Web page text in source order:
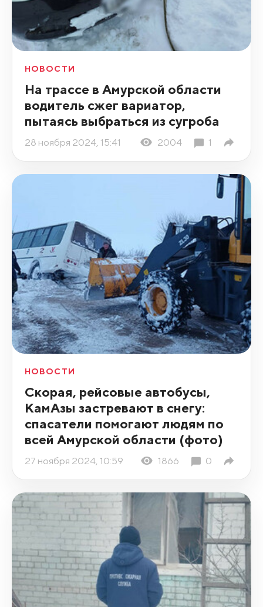
НОВОСТИ
На трассе в Амурской области
водитель сжег вариатор,
пытаясь выбраться из сугроба
28 ноября 2024, 15:41 2004 1
НОВОСТИ
Скорая, рейсовые автобусы,
КамАзы застревают в снегу:
спасатели помогают людям по
всей Амурской области (фото)
27 ноября 2024, 10:59 1866 0